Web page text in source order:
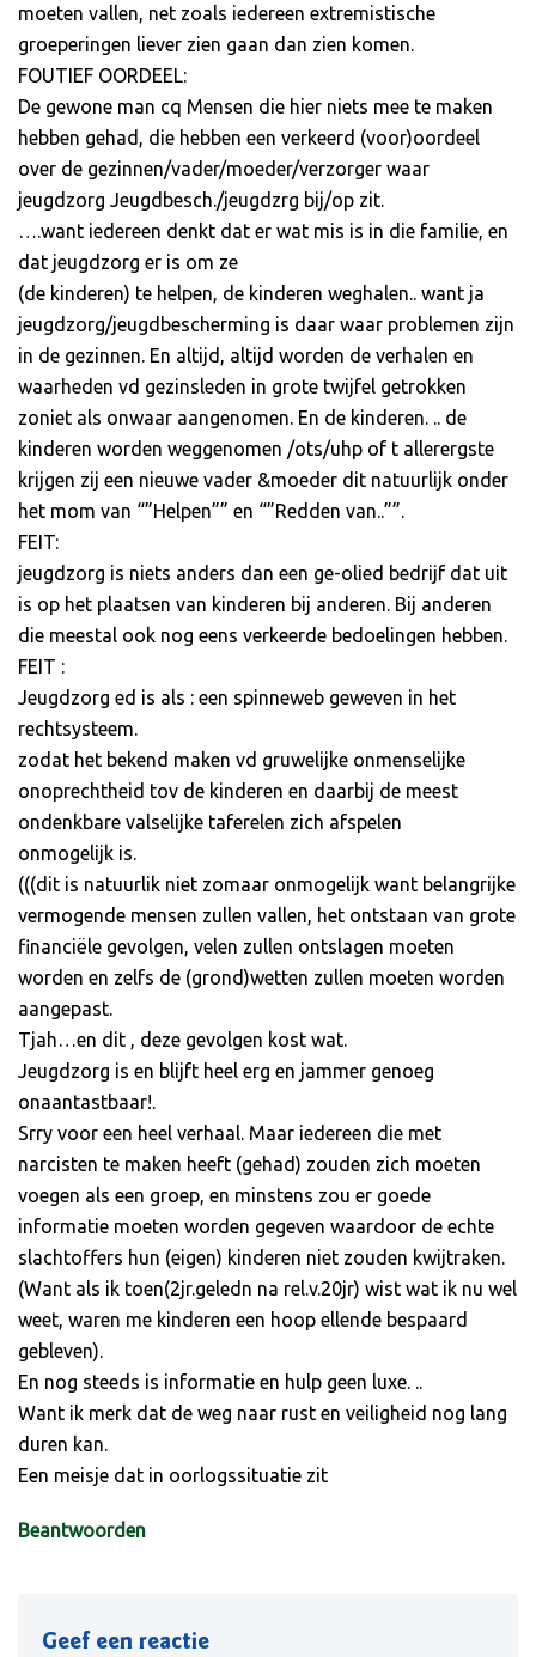
moeten vallen, net zoals iedereen extremistische
groeperingen liever zien gaan dan zien komen.
FOUTIEF OORDEEL:
De gewone man cq Mensen die hier niets mee te maken
hebben gehad, die hebben een verkeerd (voor)oordeel
over de gezinnen/vader/moeder/verzorger waar
jeugdzorg Jeugdbesch./jeugdzrg bij/op zit.
….want iedereen denkt dat er wat mis is in die familie, en
dat jeugdzorg er is om ze
(de kinderen) te helpen, de kinderen weghalen.. want ja
jeugdzorg/jeugdbescherming is daar waar problemen zijn
in de gezinnen. En altijd, altijd worden de verhalen en
waarheden vd gezinsleden in grote twijfel getrokken
zoniet als onwaar aangenomen. En de kinderen. .. de
kinderen worden weggenomen /ots/uhp of t allerergste
krijgen zij een nieuwe vader &moeder dit natuurlijk onder
het mom van “”Helpen”” en “”Redden van..””.
FEIT:
jeugdzorg is niets anders dan een ge-olied bedrijf dat uit
is op het plaatsen van kinderen bij anderen. Bij anderen
die meestal ook nog eens verkeerde bedoelingen hebben.
FEIT :
Jeugdzorg ed is als : een spinneweb geweven in het
rechtsysteem.
zodat het bekend maken vd gruwelijke onmenselijke
onoprechtheid tov de kinderen en daarbij de meest
ondenkbare valselijke taferelen zich afspelen
onmogelijk is.
(((dit is natuurlik niet zomaar onmogelijk want belangrijke
vermogende mensen zullen vallen, het ontstaan van grote
financiële gevolgen, velen zullen ontslagen moeten
worden en zelfs de (grond)wetten zullen moeten worden
aangepast.
Tjah…en dit , deze gevolgen kost wat.
Jeugdzorg is en blijft heel erg en jammer genoeg
onaantastbaar!.
Srry voor een heel verhaal. Maar iedereen die met
narcisten te maken heeft (gehad) zouden zich moeten
voegen als een groep, en minstens zou er goede
informatie moeten worden gegeven waardoor de echte
slachtoffers hun (eigen) kinderen niet zouden kwijtraken.
(Want als ik toen(2jr.geledn na rel.v.20jr) wist wat ik nu wel
weet, waren me kinderen een hoop ellende bespaard
gebleven).
En nog steeds is informatie en hulp geen luxe. ..
Want ik merk dat de weg naar rust en veiligheid nog lang
duren kan.
Een meisje dat in oorlogssituatie zit
Beantwoorden
Geef een reactie